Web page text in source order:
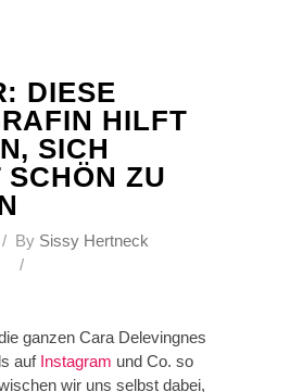
DIESE
HILFT
SICH
ZU
By Sissy Hertneck
ganzen Cara Delevingnes
auf Instagram und Co. so
wir uns selbst dabei,